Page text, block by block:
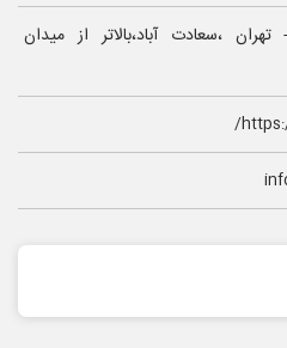
تهران منطقه ۲ - تهران ،سعادت آباد،بالاتر از میدان